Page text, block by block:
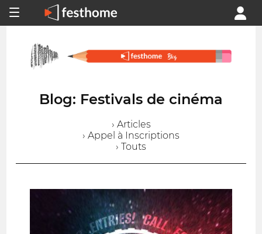
Blog: Festivals de cinéma
› Articles
› Appel à Inscriptions
› Touts